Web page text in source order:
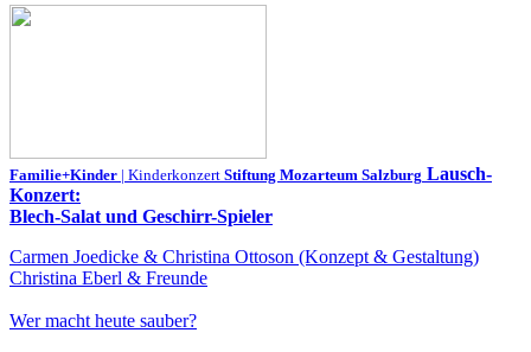
Familie+Kinder | Kinderkonzert Stiftung Mozarteum Salzburg Lausch-
Konzert:
Blech-Salat und Geschirr-Spieler
Carmen Joedicke & Christina Ottoson (Konzept & Gestaltung)
Christina Eberl & Freunde
Wer macht heute sauber?